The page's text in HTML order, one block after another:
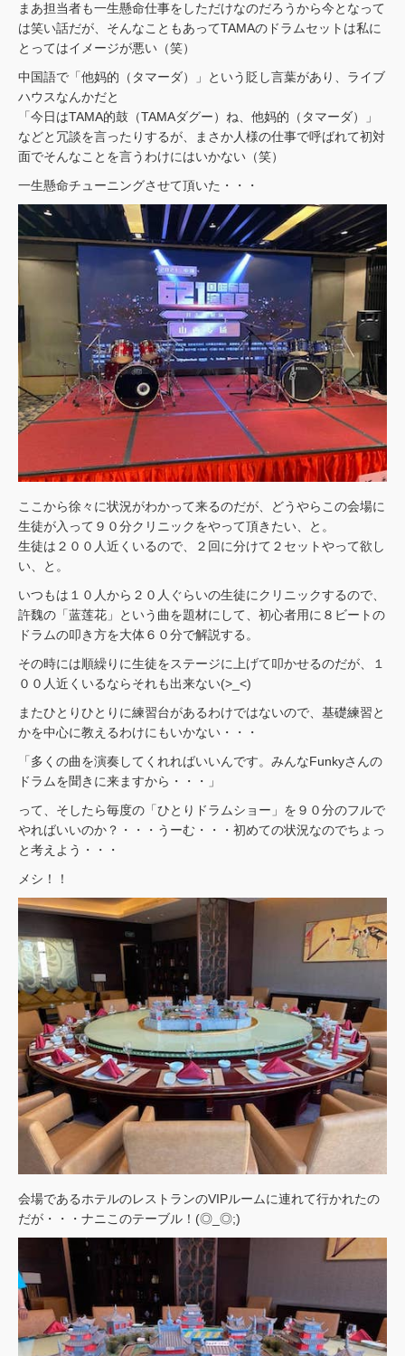
まあ担当者も一生懸命仕事をしただけなのだろうから今となって
は笑い話だが、そんなこともあってTAMAのドラムセットは私に
とってはイメージが悪い（笑）
中国語で「他妈的（タマーダ）」という貶し言葉があり、ライブ
ハウスなんかだと
「今日はTAMA的鼓（TAMAダグー）ね、他妈的（タマーダ）」
などと冗談を言ったりするが、まさか人様の仕事で呼ばれて初対
面でそんなことを言うわけにはいかない（笑）
一生懸命チューニングさせて頂いた・・・
ここから徐々に状況がわかって来るのだが、どうやらこの会場に
生徒が入って９０分クリニックをやって頂きたい、と。
生徒は２００人近くいるので、２回に分けて２セットやって欲し
い、と。
いつもは１０人から２０人ぐらいの生徒にクリニックするので、
許魏の「蓝莲花」という曲を題材にして、初心者用に８ビートの
ドラムの叩き方を大体６０分で解説する。
その時には順繰りに生徒をステージに上げて叩かせるのだが、１
００人近くいるならそれも出来ない(>_<)
またひとりひとりに練習台があるわけではないので、基礎練習と
かを中心に教えるわけにもいかない・・・
「多くの曲を演奏してくれればいいんです。みんなFunkyさんの
ドラムを聞きに来ますから・・・」
って、そしたら毎度の「ひとりドラムショー」を９０分のフルで
やればいいのか？・・・うーむ・・・初めての状況なのでちょっ
と考えよう・・・
メシ！！
会場であるホテルのレストランのVIPルームに連れて行かれたの
だが・・・ナニこのテーブル！(◎_◎;)